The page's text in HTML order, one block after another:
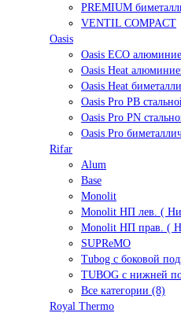
PREMIUM
VENTIL COMPACT
Oasis
Oasis ECO
Oasis Heat
Oasis Heat
Oasis Pro PB
Oasis Pro PN
Oasis Pro
Rifar
Alum
Base
Monolit
Monolit НП лев. (
Monolit НП прав. (
SUPReMO
Tubog с боковой
TUBOG с нижней
Все категории (8)
Royal Thermo